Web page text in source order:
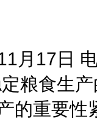
17日 电
定粮食生
的重要性